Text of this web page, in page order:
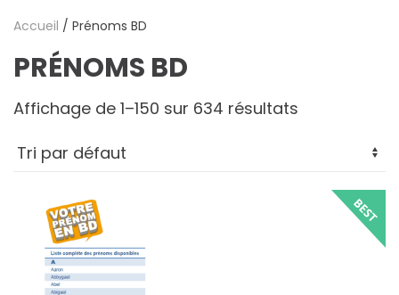
Accueil / Prénoms BD
PRÉNOMS BD
Affichage de 1–150 sur 634 résultats